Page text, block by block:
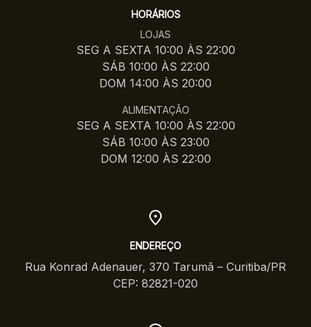
HORÁRIOS
LOJAS
SEG A SEXTA 10:00 ÀS 22:00
SÁB 10:00 ÀS 22:00
DOM 14:00 ÀS 20:00
ALIMENTAÇÃO
SEG A SEXTA 10:00 ÀS 22:00
SÁB 10:00 ÀS 23:00
DOM 12:00 ÀS 22:00
ENDEREÇO
Rua Konrad Adenauer, 370 Tarumã – Curitiba/PR
CEP: 82821-020